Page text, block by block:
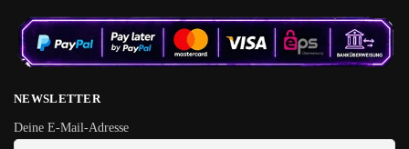
NEWSLETTER
Deine E-Mail-Adresse